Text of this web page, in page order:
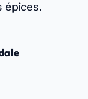
épices.